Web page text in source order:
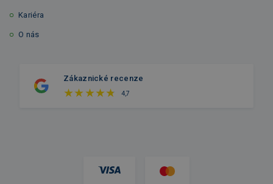
Kariéra
O nás
Zákaznické recenze
4,7